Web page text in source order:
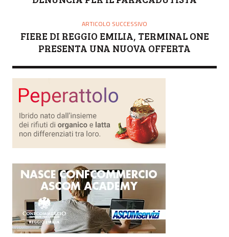
ARTICOLO SUCCESSIVO
FIERE DI REGGIO EMILIA, TERMINAL ONE
PRESENTA UNA NUOVA OFFERTA